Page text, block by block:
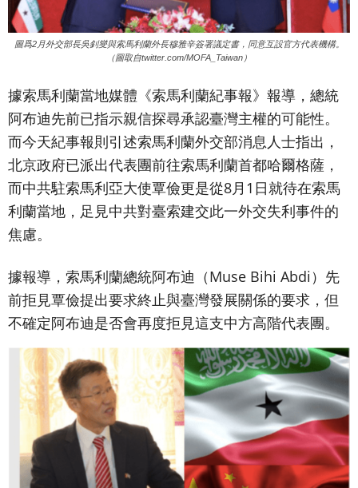
圖爲2月外交部長吳釗燮與索馬利蘭外長穆雅辛簽署議定書，同意互設官方代表機構。
（圖取自twitter.com/MOFA_Taiwan）
據索馬利蘭當地媒體《索馬利蘭紀事報》報導，總統
阿布迪先前已指示親信探尋承認臺灣主權的可能性。
而今天紀事報則引述索馬利蘭外交部消息人士指出，
北京政府已派出代表團前往索馬利蘭首都哈爾格薩，
而中共駐索馬利亞大使覃儉更是從8月1日就待在索馬
利蘭當地，足見中共對臺索建交此一外交失利事件的
焦慮。
據報導，索馬利蘭總統阿布迪（Muse Bihi Abdi）先
前拒見覃儉提出要求終止與臺灣發展關係的要求，但
不確定阿布迪是否會再度拒見這支中方高階代表團。